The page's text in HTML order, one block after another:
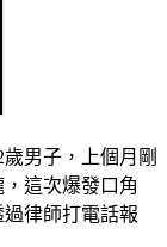
男子，上個月剛
這次爆發口角